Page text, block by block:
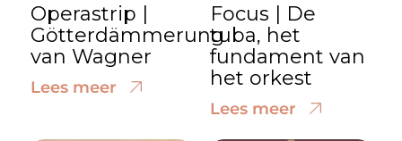
Operastrip |
Götterdämmerung
van Wagner
Lees meer
Focus | De
tuba, het
fundament van
het orkest
Lees meer